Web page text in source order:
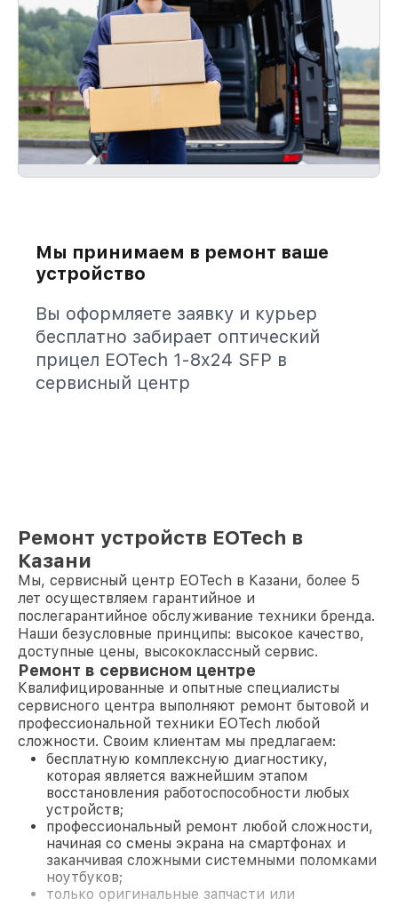
Мы принимаем в ремонт ваше
устройство
Вы оформляете заявку и курьер
бесплатно забирает оптический
прицел EOTech 1-8x24 SFP в
сервисный центр
Ремонт устройств EOTech в
Казани
Мы, сервисный центр EOTech в Казани, более 5
лет осуществляем гарантийное и
послегарантийное обслуживание техники бренда.
Наши безусловные принципы: высокое качество,
доступные цены, высококлассный сервис.
Ремонт в сервисном центре
Квалифицированные и опытные специалисты
сервисного центра выполняют ремонт бытовой и
профессиональной техники EOTech любой
сложности. Своим клиентам мы предлагаем:
бесплатную комплексную диагностику,
которая является важнейшим этапом
восстановления работоспособности любых
устройств;
профессиональный ремонт любой сложности,
начиная со смены экрана на смартфонах и
заканчивая сложными системными поломками
ноутбуков;
только оригинальные запчасти или